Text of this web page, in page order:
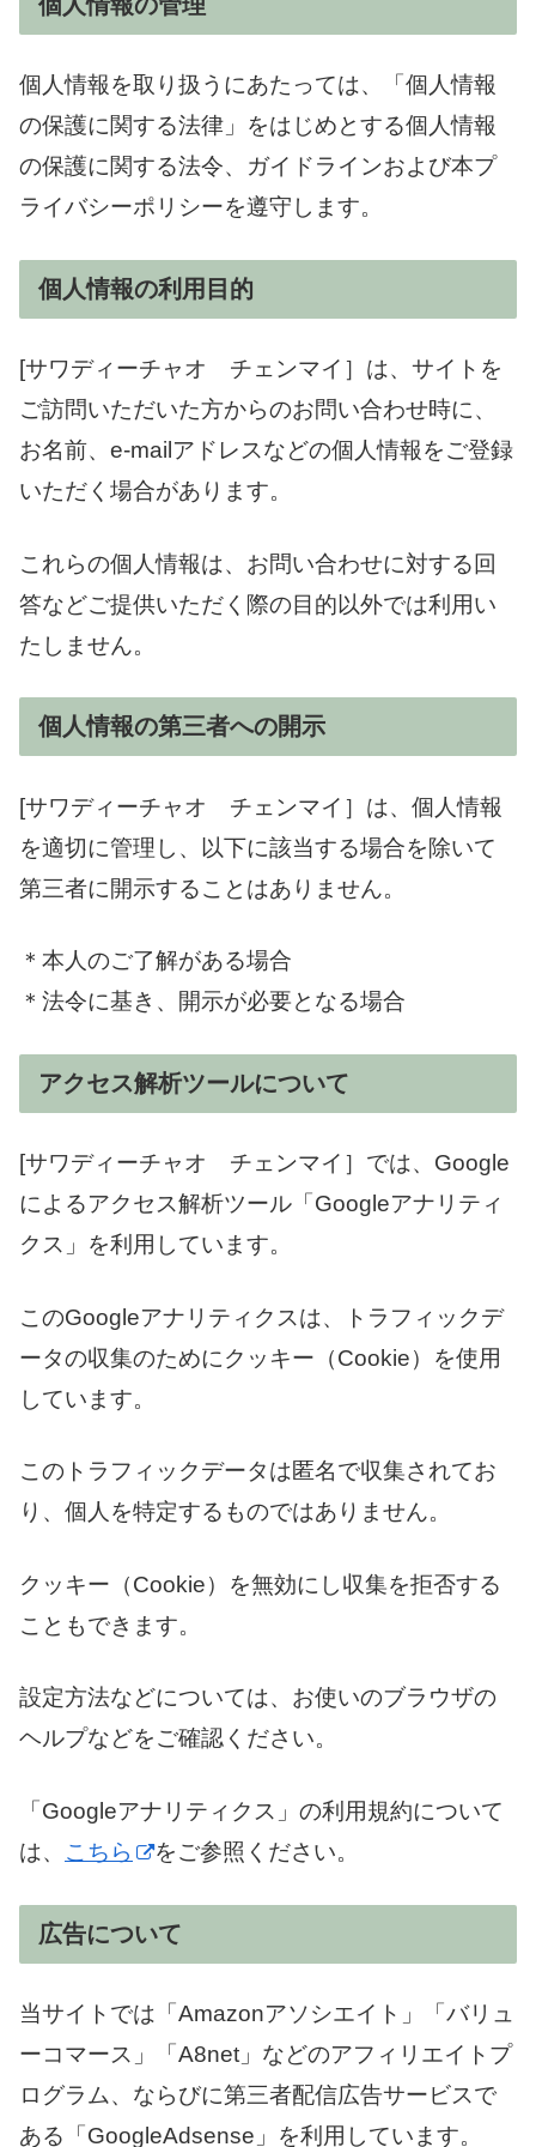
個人情報を取り扱うにあたっては、「個人情報
の保護に関する法律」をはじめとする個人情報
の保護に関する法令、ガイドラインおよび本プ
ライバシーポリシーを遵守します。
個人情報の利用目的
[サワディーチャオ チェンマイ］は、サイトを
ご訪問いただいた方からのお問い合わせ時に、
お名前、e-mailアドレスなどの個人情報をご登録
いただく場合があります。
これらの個人情報は、お問い合わせに対する回
答などご提供いただく際の目的以外では利用い
たしません。
個人情報の第三者への開示
[サワディーチャオ チェンマイ］は、個人情報
を適切に管理し、以下に該当する場合を除いて
第三者に開示することはありません。
＊本人のご了解がある場合
＊法令に基き、開示が必要となる場合
アクセス解析ツールについて
[サワディーチャオ チェンマイ］では、Google
によるアクセス解析ツール「Googleアナリティ
クス」を利用しています。
このGoogleアナリティクスは、トラフィックデ
ータの収集のためにクッキー（Cookie）を使用
しています。
このトラフィックデータは匿名で収集されてお
り、個人を特定するものではありません。
クッキー（Cookie）を無効にし収集を拒否する
こともできます。
設定方法などについては、お使いのブラウザの
ヘルプなどをご確認ください。
「Googleアナリティクス」の利用規約について
は、 こちら をご参照ください。
広告について
当サイトでは「Amazonアソシエイト」「バリュ
ーコマース」「A8net」などのアフィリエイトプ
ログラム、ならびに第三者配信広告サービスで
ある「GoogleAdsense」を利用しています。